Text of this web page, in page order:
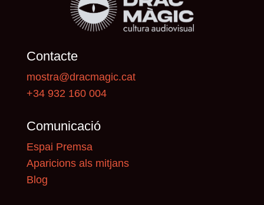
Contacte
mostra@dracmagic.cat
+34 932 160 004
Comunicació
Espai Premsa
Aparicions als mitjans
Blog